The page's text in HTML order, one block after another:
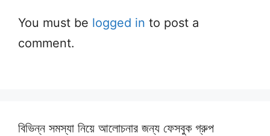
You must be logged in to post a
comment.
বিভিন্ন সমস্যা নিয়ে আলোচনার জন্য ফেসবুক গ্রুপ